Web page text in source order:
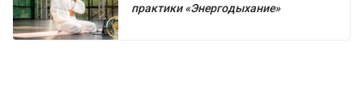
практики «Энергодыхание»